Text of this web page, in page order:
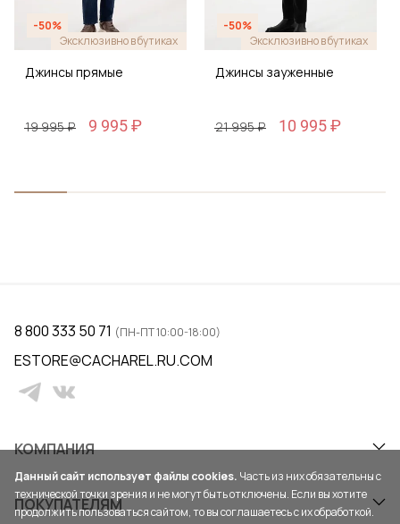
-50%
Эксклюзивно в бутиках
Джинсы прямые
19 995 ₽ 9 995 ₽
-50%
Эксклюзивно в бутиках
Джинсы зауженные
21 995 ₽ 10 995 ₽
КОМПАНИЯ
ПОКУПАТЕЛЯМ
8 800 333 50 71 (ПН-ПТ 10:00-18:00)
ESTORE@CACHAREL.RU.COM
Данный сайт использует файлы cookies. Часть из них обязательны с
технической точки зрения и не могут быть отключены. Если вы хотите
продолжить пользоваться сайтом, то вы соглашаетесь с их обработкой.